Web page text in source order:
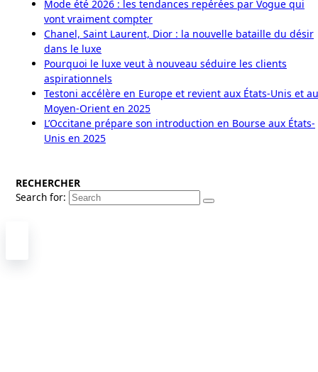
Mode été 2026 : les tendances repérées par Vogue qui
vont vraiment compter
Chanel, Saint Laurent, Dior : la nouvelle bataille du désir
dans le luxe
Pourquoi le luxe veut à nouveau séduire les clients
aspirationnels
Testoni accélère en Europe et revient aux États-Unis et au
Moyen-Orient en 2025
L’Occitane prépare son introduction en Bourse aux États-
Unis en 2025
RECHERCHER
Search for: